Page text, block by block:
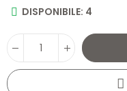
DISPONIBILE: 4